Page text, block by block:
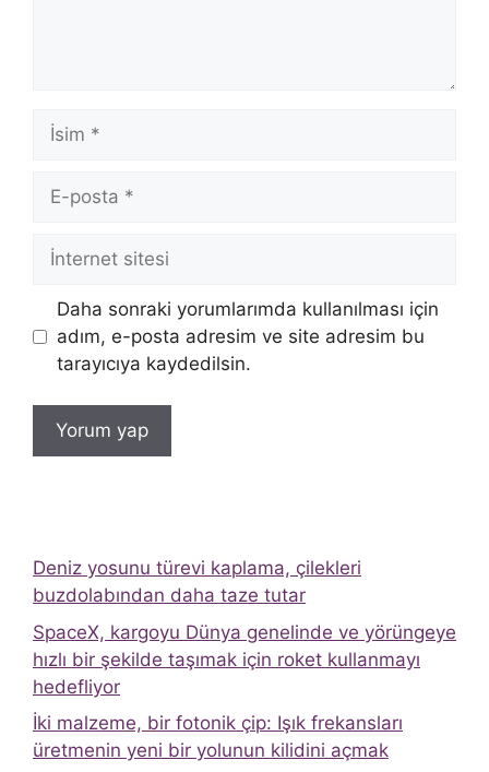
İsim
posta
İnternet
sitesi
Daha sonraki yorumlarımda kullanılması için
adım, e-posta adresim ve site adresim bu
tarayıcıya kaydedilsin.
Deniz yosunu türevi kaplama, çilekleri
buzdolabından daha taze tutar
SpaceX, kargoyu Dünya genelinde ve yörüngeye
hızlı bir şekilde taşımak için roket kullanmayı
hedefliyor
İki malzeme, bir fotonik çip: Işık frekansları
üretmenin yeni bir yolunun kilidini açmak